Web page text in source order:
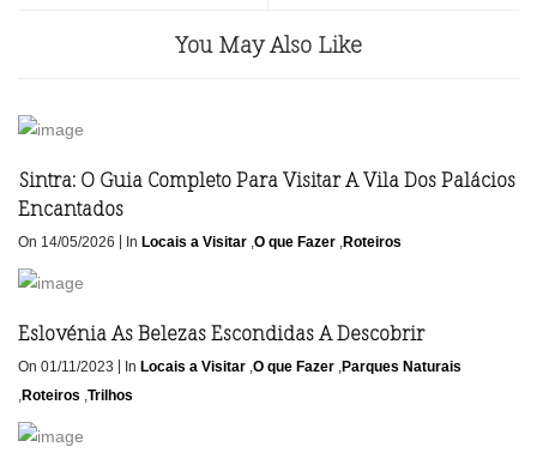
You May Also Like
Sintra: O Guia Completo Para Visitar A Vila Dos Palácios
Encantados
On 14/05/2026 In Locais a Visitar ,O que Fazer ,Roteiros
Eslovénia As Belezas Escondidas A Descobrir
On 01/11/2023 In Locais a Visitar ,O que Fazer ,Parques Naturais
,Roteiros ,Trilhos